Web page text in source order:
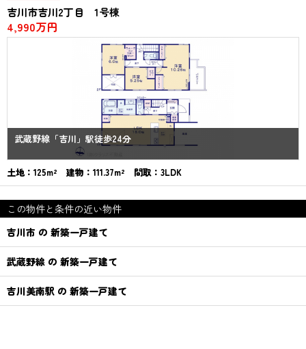
吉川市吉川2丁目 1号棟
4,990万円
武蔵野線「吉川」駅徒歩24分
土地：125m² 建物：111.37m² 間取：3LDK
この物件と条件の近い物件
吉川市 の 新築一戸建て
武蔵野線 の 新築一戸建て
吉川美南駅 の 新築一戸建て